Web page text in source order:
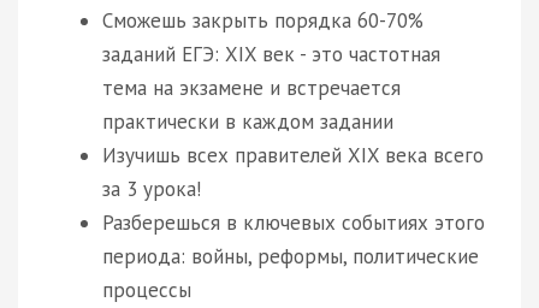
Сможешь закрыть порядка 60-70%
заданий ЕГЭ: XIX век - это частотная
тема на экзамене и встречается
практически в каждом задании
Изучишь всех правителей XIX века всего
за 3 урока!
Разберешься в ключевых событиях этого
периода: войны, реформы, политические
процессы